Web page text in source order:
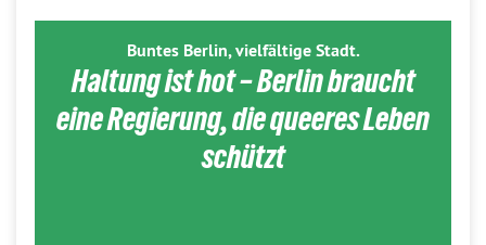
Buntes Berlin, vielfältige Stadt.
Haltung ist hot – Berlin braucht
eine Regierung, die queeres Leben
schützt